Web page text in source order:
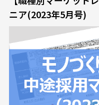
ニア(2023年5月号)